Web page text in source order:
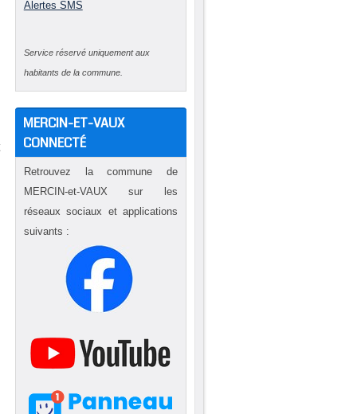
Alertes SMS
Service réservé uniquement aux
habitants de la commune.
MERCIN-ET-VAUX
CONNECTÉ
Retrouvez la commune de
MERCIN-et-VAUX sur les
réseaux sociaux et applications
suivants :